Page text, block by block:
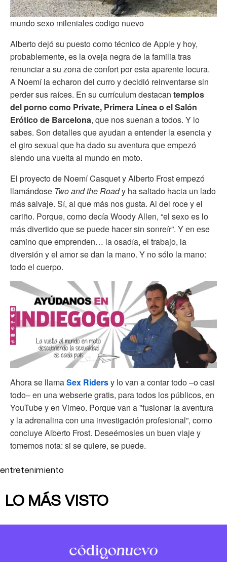
mundo sexo mileniales codigo nuevo
Alberto dejó su puesto como técnico de Apple y hoy,
probablemente, es la oveja negra de la familia tras
renunciar a su zona de confort por esta aparente locura.
A Noemí la echaron del curro y decidió reinventarse sin
perder sus raíces. En su currículum destacan templos
del porno como Private, Primera Línea o el Salón
Erótico de Barcelona, que nos suenan a todos. Y lo
sabes. Son detalles que ayudan a entender la esencia y
el giro sexual que ha dado su aventura que empezó
siendo una vuelta al mundo en moto.
El proyecto de Noemí Casquet y Alberto Frost empezó
llamándose Two and the Roady ha saltado hacia un lado
más salvaje. Sí, al que más nos gusta. Al del roce y el
cariño. Porque, como decía Woody Allen, “el sexo es lo
más divertido que se puede hacer sin sonreír”. Y en ese
camino que emprenden… la osadía, el trabajo, la
diversión y el amor se dan la mano. Y no sólo la mano:
todo el cuerpo.
Ahora se llamaSex Ridersy lo van a contar todo –o casi
todo– en una webserie gratis, para todos los públicos, en
YouTube y en Vimeo. Porque van a "fusionar la aventura
y la adrenalina con una investigación profesional”, como
concluye Alberto Frost. Deseémosles un buen viaje y
tomemos nota: si se quiere, se puede.
entretenimiento
LO MÁS VISTO